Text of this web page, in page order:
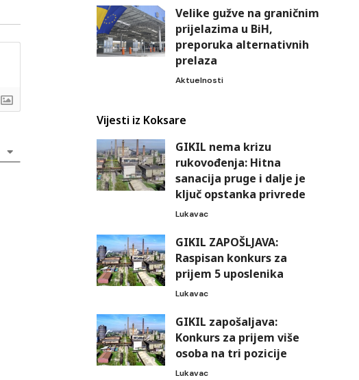
Velike gužve na graničnim
prijelazima u BiH,
preporuka alternativnih
prelaza
Aktuelnosti
Vijesti iz Koksare
GIKIL nema krizu
rukovođenja: Hitna
sanacija pruge i dalje je
ključ opstanka privrede
Lukavac
GIKIL ZAPOŠLJAVA:
Raspisan konkurs za
prijem 5 uposlenika
Lukavac
GIKIL zapošaljava:
Konkurs za prijem više
osoba na tri pozicije
Lukavac